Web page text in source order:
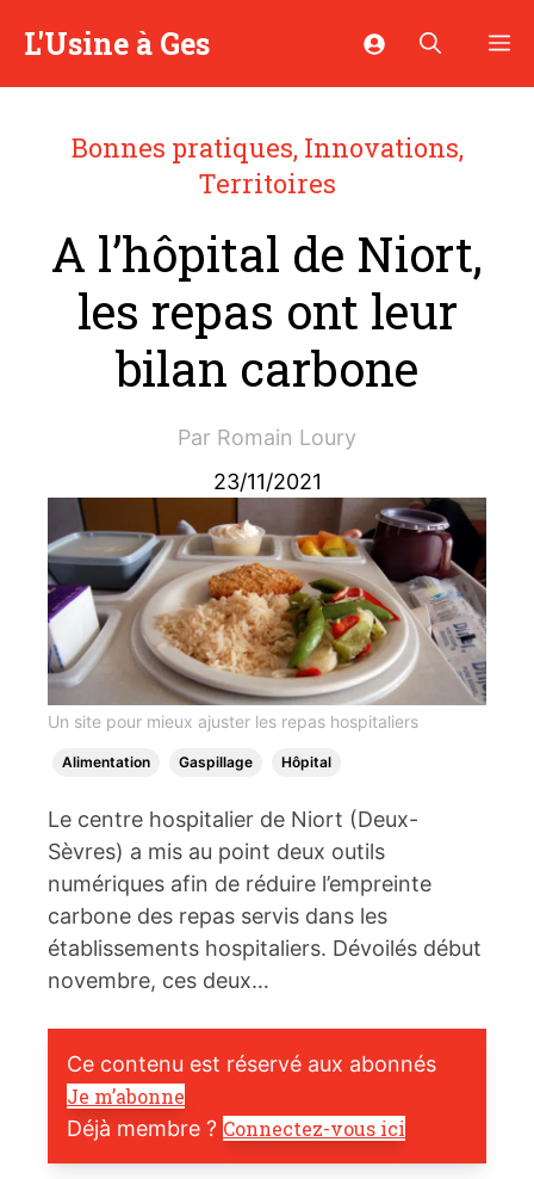
L'Usine à Ges
Bonnes pratiques, Innovations,
Territoires
A l’hôpital de Niort,
les repas ont leur
bilan carbone
Par Romain Loury
23/11/2021
Un site pour mieux ajuster les repas hospitaliers
Alimentation Gaspillage Hôpital
Le centre hospitalier de Niort (Deux-
Sèvres) a mis au point deux outils
numériques afin de réduire l’empreinte
carbone des repas servis dans les
établissements hospitaliers. Dévoilés début
novembre, ces deux…
Ce contenu est réservé aux abonnés
Je m’abonne
Déjà membre ? Connectez-vous ici